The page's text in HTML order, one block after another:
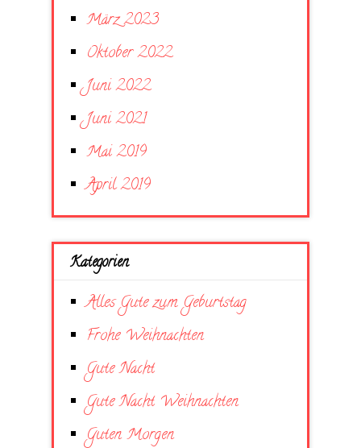
März 2023
Oktober 2022
Juni 2022
Juni 2021
Mai 2019
April 2019
Kategorien
Alles Gute zum Geburtstag
Frohe Weihnachten
Gute Nacht
Gute Nacht Weihnachten
Guten Morgen